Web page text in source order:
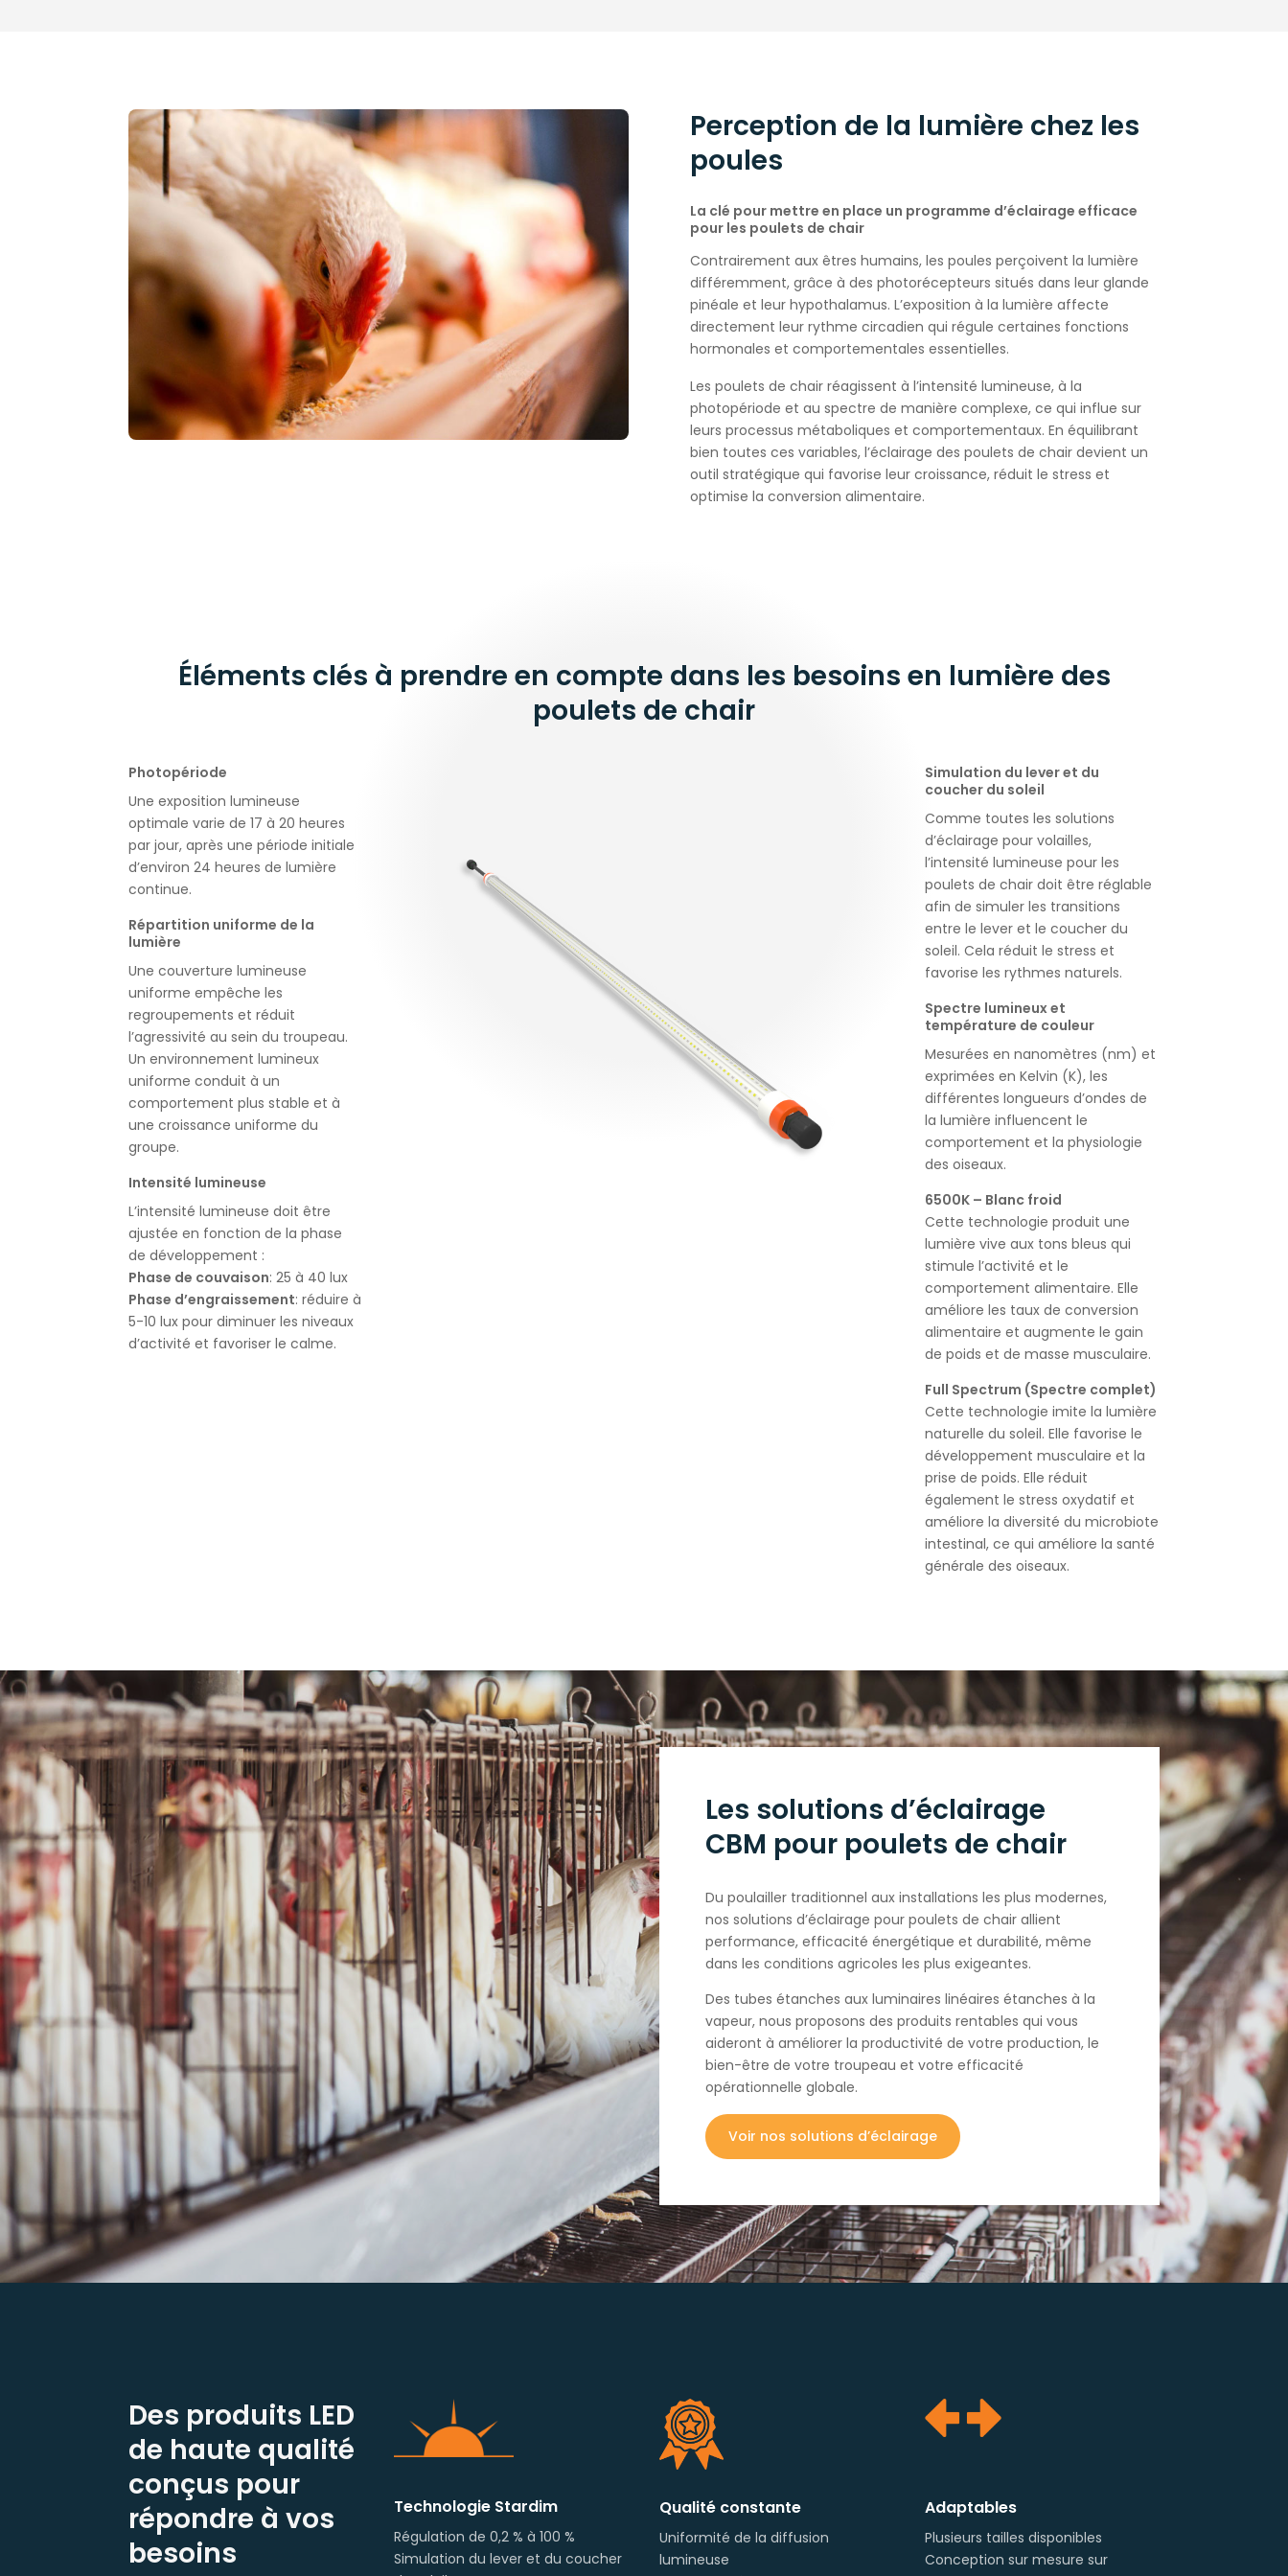
Perception de la lumière chez les
poules
La clé pour mettre en place un programme d’éclairage efficace
pour les poulets de chair
Contrairement aux êtres humains, les poules perçoivent la lumière
différemment, grâce à des photorécepteurs situés dans leur glande
pinéale et leur hypothalamus. L’exposition à la lumière affecte
directement leur rythme circadien qui régule certaines fonctions
hormonales et comportementales essentielles.
Les poulets de chair réagissent à l’intensité lumineuse, à la
photopériode et au spectre de manière complexe, ce qui influe sur
leurs processus métaboliques et comportementaux. En équilibrant
bien toutes ces variables, l’éclairage des poulets de chair devient un
outil stratégique qui favorise leur croissance, réduit le stress et
optimise la conversion alimentaire.
Éléments clés à prendre en compte dans les besoins en lumière des
poulets de chair
Photopériode
Une exposition lumineuse
optimale varie de 17 à 20 heures
par jour, après une période initiale
d’environ 24 heures de lumière
continue.
Répartition uniforme de la
lumière
Une couverture lumineuse
uniforme empêche les
regroupements et réduit
l’agressivité au sein du troupeau.
Un environnement lumineux
uniforme conduit à un
comportement plus stable et à
une croissance uniforme du
groupe.
Intensité lumineuse
L’intensité lumineuse doit être
ajustée en fonction de la phase
de développement :
Phase de couvaison: 25 à 40 lux
Phase d’engraissement: réduire à
5-10 lux pour diminuer les niveaux
d’activité et favoriser le calme.
Simulation du lever et du
coucher du soleil
Comme toutes les solutions
d’éclairage pour volailles,
l’intensité lumineuse pour les
poulets de chair doit être réglable
afin de simuler les transitions
entre le lever et le coucher du
soleil. Cela réduit le stress et
favorise les rythmes naturels.
Spectre lumineux et
température de couleur
Mesurées en nanomètres (nm) et
exprimées en Kelvin (K), les
différentes longueurs d’ondes de
la lumière influencent le
comportement et la physiologie
des oiseaux.
6500K – Blanc froid
Cette technologie produit une
lumière vive aux tons bleus qui
stimule l’activité et le
comportement alimentaire. Elle
améliore les taux de conversion
alimentaire et augmente le gain
de poids et de masse musculaire.
Full Spectrum (Spectre complet)
Cette technologie imite la lumière
naturelle du soleil. Elle favorise le
développement musculaire et la
prise de poids. Elle réduit
également le stress oxydatif et
améliore la diversité du microbiote
intestinal, ce qui améliore la santé
générale des oiseaux.
Les solutions d’éclairage
CBM pour poulets de chair
Du poulailler traditionnel aux installations les plus modernes,
nos solutions d’éclairage pour poulets de chair allient
performance, efficacité énergétique et durabilité, même
dans les conditions agricoles les plus exigeantes.
Des tubes étanches aux luminaires linéaires étanches à la
vapeur, nous proposons des produits rentables qui vous
aideront à améliorer la productivité de votre production, le
bien-être de votre troupeau et votre efficacité
opérationnelle globale.
Voir nos solutions d’éclairage
Des produits LED
de haute qualité
conçus pour
répondre à vos
besoins
Technologie Stardim
Régulation de 0,2 % à 100 %
Simulation du lever et du coucher
Qualité constante
Uniformité de la diffusion
lumineuse
Adaptables
Plusieurs tailles disponibles
Conception sur mesure sur